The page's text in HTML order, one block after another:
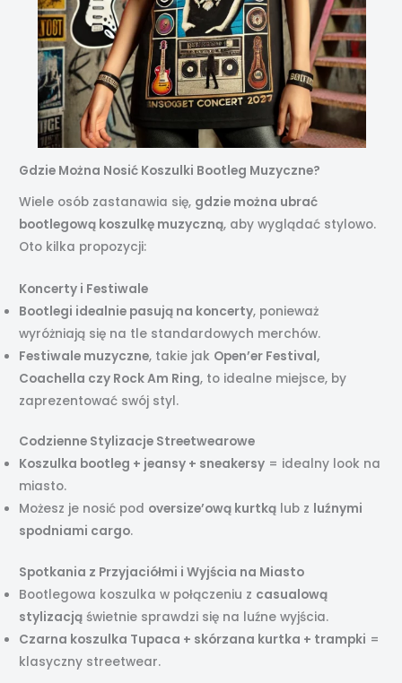
Gdzie Można Nosić Koszulki Bootleg Muzyczne?
Wiele osób zastanawia się, gdzie można ubrać
bootlegową koszulkę muzyczną, aby wyglądać stylowo.
Oto kilka propozycji:
Koncerty i Festiwale
Bootlegi idealnie pasują na koncerty, ponieważ
wyróżniają się na tle standardowych merchów.
Festiwale muzyczne, takie jak Open’er Festival,
Coachella czy Rock Am Ring, to idealne miejsce, by
zaprezentować swój styl.
Codzienne Stylizacje Streetwearowe
Koszulka bootleg + jeansy + sneakersy = idealny look na
miasto.
Możesz je nosić pod oversize’ową kurtką lub z luźnymi
spodniami cargo.
Spotkania z Przyjaciółmi i Wyjścia na Miasto
Bootlegowa koszulka w połączeniu z casualową
stylizacją świetnie sprawdzi się na luźne wyjścia.
Czarna koszulka Tupaca + skórzana kurtka + trampki =
klasyczny streetwear.